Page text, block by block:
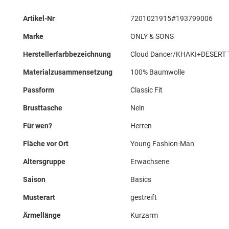
Mehr
Artikel-Nr 7201021915#193799006
Marke ONLY & SONS
Herstellerfarbbezeichnung Cloud Dancer/KHAKI+DESERT
Materialzusammensetzung 100% Baumwolle
Passform Classic Fit
Brusttasche Nein
Für wen? Herren
Fläche vor Ort Young Fashion-Man
Altersgruppe Erwachsene
Saison Basics
Musterart gestreift
Ärmellänge Kurzarm